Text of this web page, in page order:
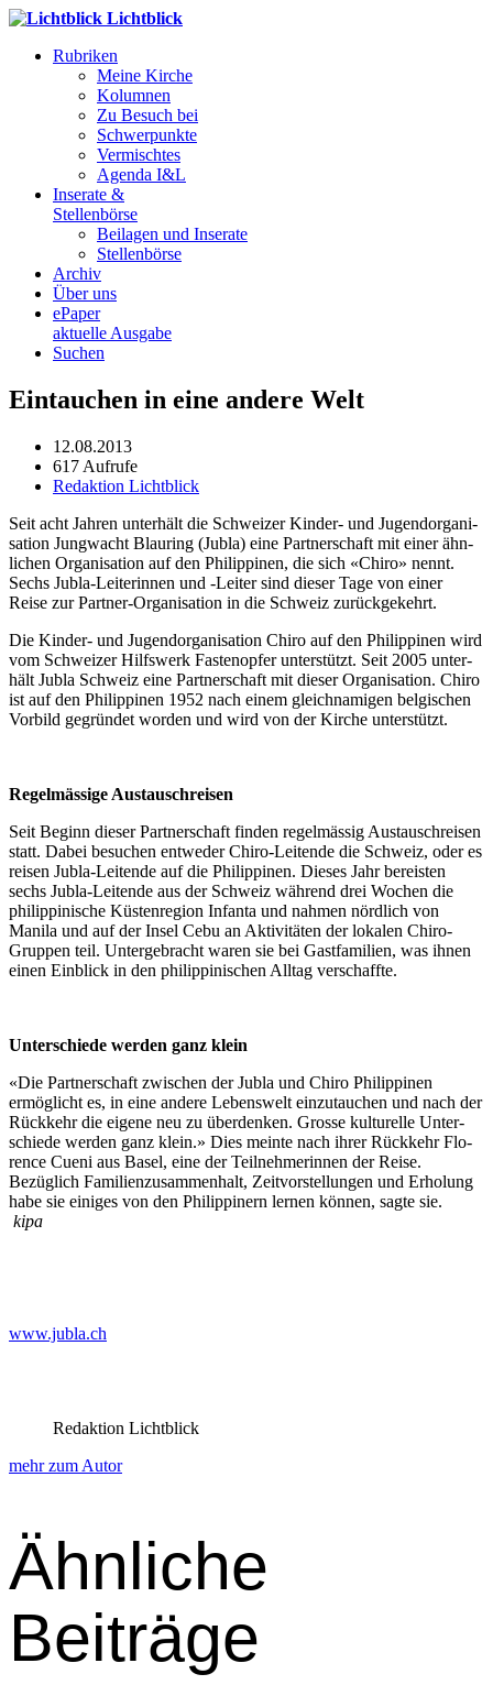
Lichtblick
Rubriken
Meine Kirche
Kolumnen
Zu Besuch bei
Schwerpunkte
Vermischtes
Agenda I&L
Inserate &
Stellenbörse
Beilagen und Inserate
Stellenbörse
Archiv
Über uns
ePaper
aktuelle Ausgabe
Suchen
Eintauchen in eine andere Welt
12.08.2013
617 Aufrufe
Redaktion Lichtblick
Seit acht Jahren unter­hält die Schweiz­er Kinder- und Jugen­dor­gan­i­
sa­tion Jung­wacht Blau­r­ing (Jubla) eine Part­ner­schaft mit ein­er ähn­
lichen Organ­i­sa­tion auf den Philip­pinen, die sich «Chi­ro» nen­nt.
Sechs Jubla-Lei­t­erin­nen und ‑Leit­er sind dieser Tage von ein­er
Reise zur Part­ner-Organ­i­sa­tion in die Schweiz zurück­gekehrt.
Die Kinder- und Jugen­dor­gan­i­sa­tion Chi­ro auf den Philip­pinen wird
vom Schweiz­er Hil­f­swerk Fas­tenopfer unter­stützt. Seit 2005 unter­
hält Jubla Schweiz eine Part­ner­schaft mit dieser Organ­i­sa­tion. Chi­ro
ist auf den Philip­pinen 1952 nach einem gle­ich­nami­gen bel­gis­chen
Vor­bild gegrün­det wor­den und wird von der Kirche unter­stützt.
Regelmäs­sige Aus­tauschreisen
Seit Beginn dieser Part­ner­schaft find­en regelmäs­sig Aus­tauschreisen
statt. Dabei besuchen entwed­er Chi­ro-Lei­t­ende die Schweiz, oder es
reisen Jubla-Lei­t­ende auf die Philip­pinen. Dieses Jahr bereis­ten
sechs Jubla-Lei­t­ende aus der Schweiz während drei Wochen die
philip­pinis­che Küsten­re­gion Infan­ta und nah­men nördlich von
Mani­la und auf der Insel Cebu an Aktiv­itäten der lokalen Chi­ro-
Grup­pen teil. Unterge­bracht waren sie bei Gast­fam­i­lien, was ihnen
einen Ein­blick in den philip­pinis­chen All­t­ag ver­schaffte.
Unter­schiede wer­den ganz klein
«Die Part­ner­schaft zwis­chen der Jubla und Chi­ro Philip­pinen
ermöglicht es, in eine andere Lebenswelt einzu­tauchen und nach der
Rück­kehr die eigene neu zu über­denken. Grosse kul­turelle Unter­
schiede wer­den ganz klein.» Dies meinte nach ihrer Rück­kehr Flo­
rence Cueni aus Basel, eine der Teil­nehmerin­nen der Reise.
Bezüglich Fam­i­lien­zusam­men­halt, Zeitvorstel­lun­gen und Erhol­ung
habe sie einiges von den Philip­pin­ern ler­nen kön­nen, sagte sie.
kipa
www.jubla.ch
Redaktion Lichtblick
mehr zum Autor
Ähnliche
Beiträge